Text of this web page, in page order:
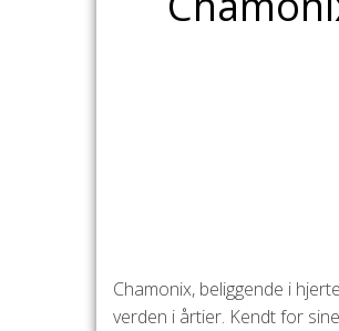
Chamonix, beliggende i
verden i årtier. Kendt for